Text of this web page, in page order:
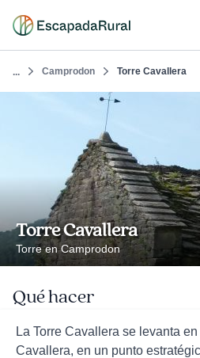
... Camprodon Torre Cavallera
Torre Cavallera
Torre en Camprodon
Qué hacer
La Torre Cavallera se levanta
Cavallera, en un punto